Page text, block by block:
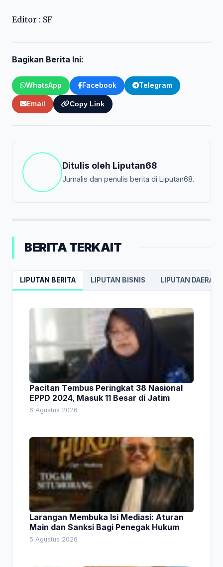
Editor : SF
Bagikan Berita Ini:
WhatsApp Facebook Telegram
Email Copy Link
Ditulis oleh Liputan68
Jurnalis dan penulis berita di Liputan68.
BERITA TERKAIT
LIPUTAN BERITA LIPUTAN BISNIS LIPUTAN DAERAH
Pacitan Tembus Peringkat 38 Nasional
EPPD 2024, Masuk 11 Besar di Jatim
6 Agustus 2026
Larangan Membuka Isi Mediasi: Aturan
Main dan Sanksi Bagi Penegak Hukum
5 Agustus 2026